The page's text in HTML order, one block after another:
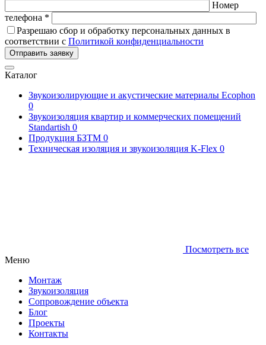
Номер
телефона *
Разрешаю сбор и обработку персональных данных в
соответствии с Политикой конфиденциальности
Отправить заявку
Каталог
Звукоизолирующие и акустические материалы Ecophon
0
Звукоизоляция квартир и коммерческих помещений
Standartish 0
Продукция БЗТМ 0
Техническая изоляция и звукоизоляция K-Flex 0
Посмотреть все
Меню
Монтаж
Звукоизоляция
Сопровождение объекта
Блог
Проекты
Контакты